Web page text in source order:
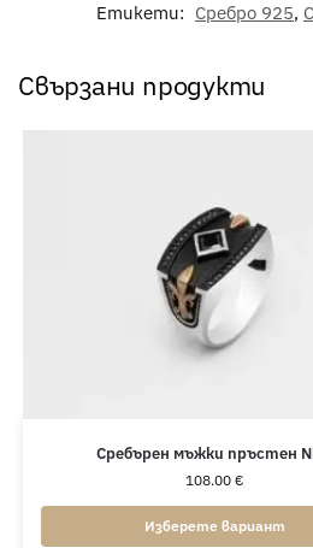
Етикети: Сребро 925,
Свързани продукти
Сребърен мъжки пръстен
108.00€
Изберете вариант